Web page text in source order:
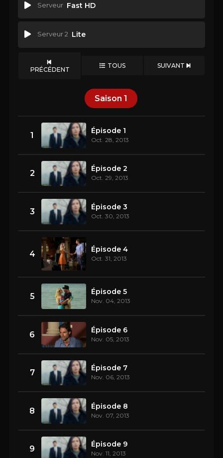
Serveur Fast HD
Serveur 2 Lite
PRÉCÉDENT TOUS SUIVANT
Saison 1
1 Épisode 1
Oct. 28, 2013
2 Épisode 2
Oct. 29, 2013
3 Épisode 3
Oct. 30, 2013
4 Épisode 4
Oct. 31, 2013
5 Épisode 5
Nov. 04, 2013
6 Épisode 6
Nov. 05, 2013
7 Épisode 7
Nov. 06, 2013
8 Épisode 8
Nov. 07, 2013
9 Épisode 9
Nov. 11, 2013